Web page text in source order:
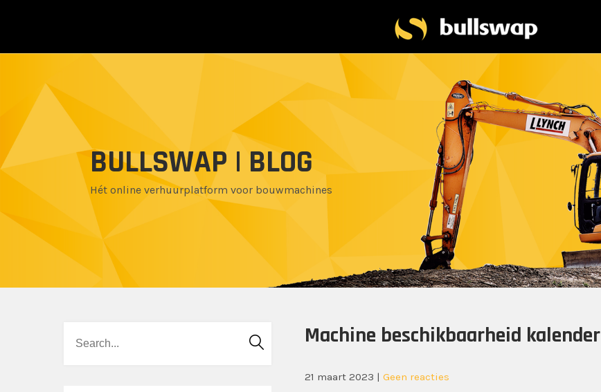
BULLSWAP | BLOG
Hét online verhuurplatform voor bouwmachines
Machine beschikbaarheid kalender
21 maart 2023 | Geen reacties